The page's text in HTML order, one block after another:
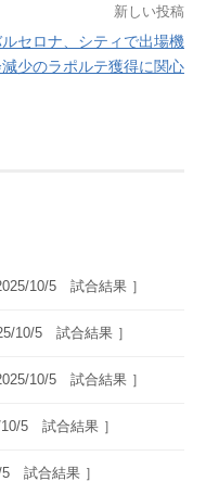
新しい投稿
セロナ、シティで出場機
少のラポルテ獲得に関心
10/5 試合結果 ］
10/5 試合結果 ］
10/5 試合結果 ］
5 試合結果 ］
試合結果 ］